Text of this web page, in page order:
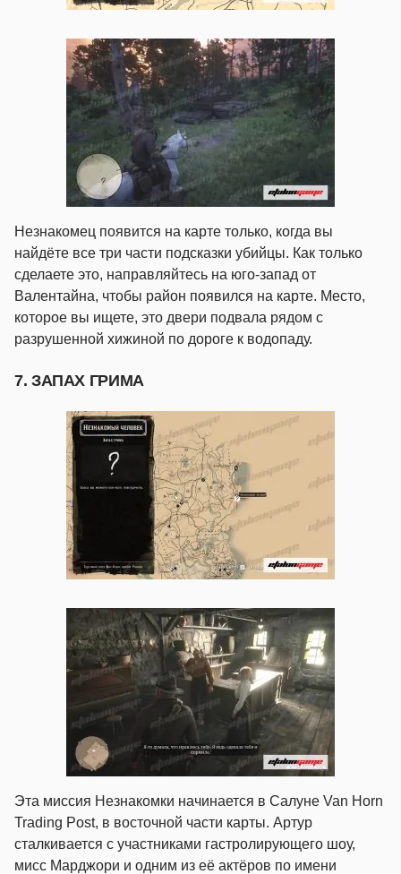
Незнакомец появится на карте только, когда вы
найдёте все три части подсказки убийцы. Как только
сделаете это, направляйтесь на юго-запад от
Валентайна, чтобы район появился на карте. Место,
которое вы ищете, это двери подвала рядом с
разрушенной хижиной по дороге к водопаду.
7. ЗАПАХ ГРИМА
Эта миссия Незнакомки начинается в Салуне Van Horn
Trading Post, в восточной части карты. Артур
сталкивается с участниками гастролирующего шоу,
мисс Марджори и одним из её актёров по имени